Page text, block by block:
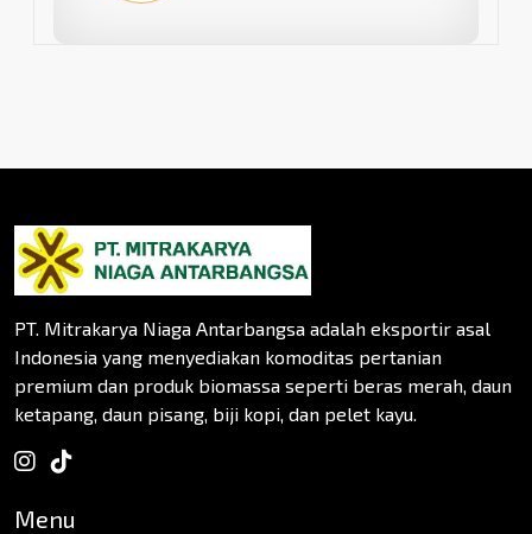
PT. Mitrakarya Niaga Antarbangsa adalah eksportir asal
Indonesia yang menyediakan komoditas pertanian
premium dan produk biomassa seperti beras merah, daun
ketapang, daun pisang, biji kopi, dan pelet kayu.
Menu